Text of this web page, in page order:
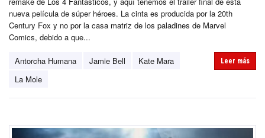
nueva película de súper héroes. La cinta es producida por la 20th
Century Fox y no por la casa matriz de los paladines de Marvel
Comics, debido a que...
Antorcha Humana Jamie Bell
Kate Mara
La Mole
Leer más